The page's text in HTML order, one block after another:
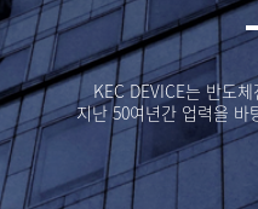
찾아오시는
KEC DEVICE는 반도
지난 50여년간 업력을 바